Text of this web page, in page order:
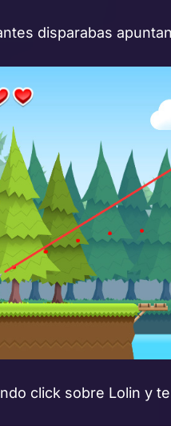
disparabas
click sobre Lolin y